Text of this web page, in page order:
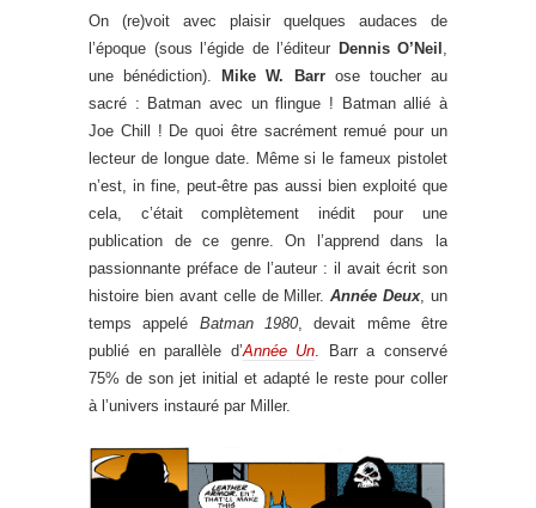
On (re)voit avec plaisir quelques audaces de
l’époque (sous l’égide de l’éditeur Dennis O’Neil
une bénédiction).
Mike W. Barrose toucher au
sacré : Batman avec un flingue ! Batman allié à
Joe Chill ! De quoi être sacrément remué pour un
lecteur de longue date. Même si le fameux pistolet
n’est, in fine, peut-être pas aussi bien exploité que
cela, c’était complètement inédit pour une
publication de ce genre. On l’apprend dans la
passionnante préface de l’auteur : il avait écrit son
histoire bien avant celle de Miller.Année Deux, un
temps appelé Batman 1980 , devait même être
publié en parallèle d’Année Un . Barr a conservé
75% de son jet initial et adapté le reste pour coller
à l’univers instauré par Miller.